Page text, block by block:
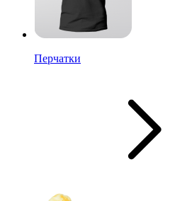
Перчатки